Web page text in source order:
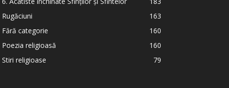
Rugăciuni
163
Fără categorie
160
Poezia religioasă
160
Stiri religioase
79